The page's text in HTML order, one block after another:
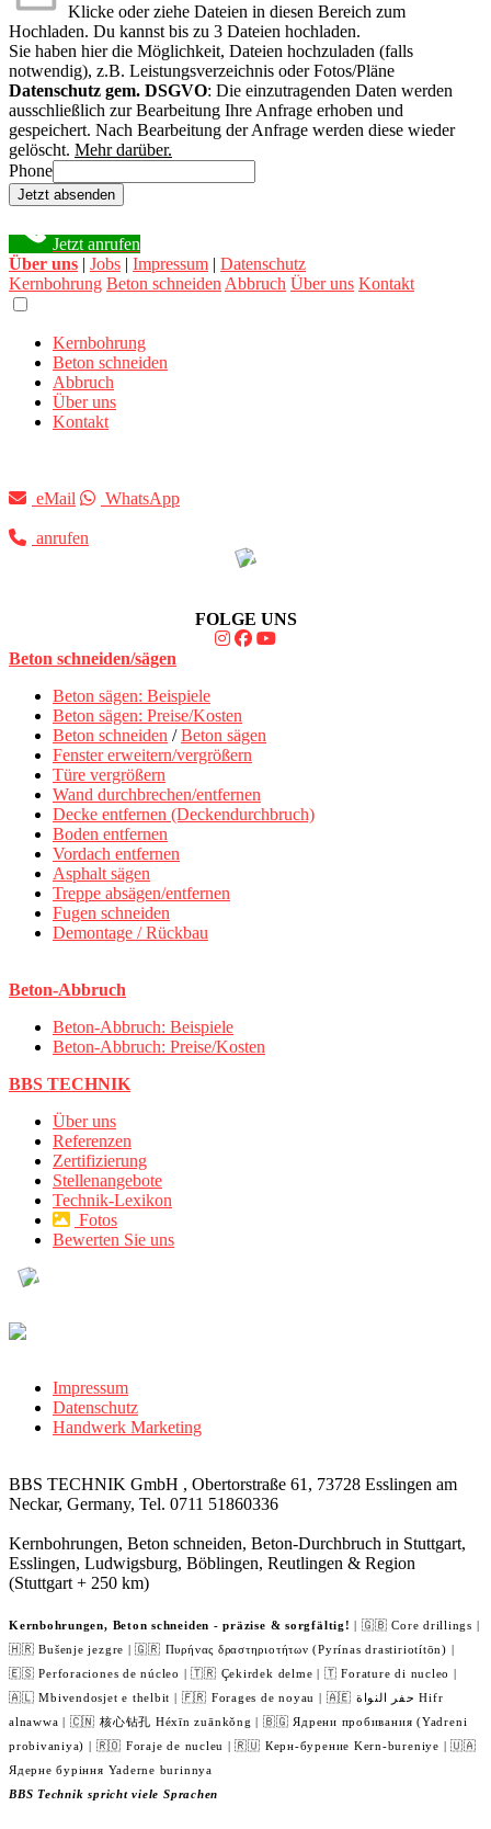
Klicke oder ziehe Dateien in diesen Bereich zum
Hochladen. Du kannst bis zu 3 Dateien hochladen.
Sie haben hier die Möglichkeit, Dateien hochzuladen (falls
notwendig), z.B. Leistungsverzeichnis oder Fotos/Pläne
Datenschutz gem. DSGVO: Die einzutragenden Daten werden
ausschließlich zur Bearbeitung Ihre Anfrage erhoben und
gespeichert. Nach Bearbeitung der Anfrage werden diese wieder
gelöscht. Mehr darüber.
Phone
Jetzt absenden
Jetzt anrufen
Über uns | Jobs | Impressum | Datenschutz
Kernbohrung Beton schneiden Abbruch Über uns Kontakt
Kernbohrung
Beton schneiden
Abbruch
Über uns
Kontakt
eMail WhatsApp
anrufen
FOLGE UNS
Beton schneiden/sägen
Beton sägen: Beispiele
Beton sägen: Preise/Kosten
Beton schneiden /Beton sägen
Fenster erweitern/vergrößern
Türe vergrößern
Wand durchbrechen/entfernen
Decke entfernen (Deckendurchbruch)
Boden entfernen
Vordach entfernen
Asphalt sägen
Treppe absägen/entfernen
Fugen schneiden
Demontage / Rückbau
Beton-Abbruch
Beton-Abbruch: Beispiele
Beton-Abbruch: Preise/Kosten
BBS TECHNIK
Über uns
Referenzen
Zertifizierung
Stellenangebote
Technik-Lexikon
Fotos
Bewerten Sie uns
Impressum
Datenschutz
Handwerk Marketing
BBS TECHNIK GmbH , Obertorstraße 61, 73728 Esslingen am
Neckar, Germany, Tel. 0711 51860336
Kernbohrungen, Beton schneiden, Beton-Durchbruch in Stuttgart,
Esslingen, Ludwigsburg, Böblingen, Reutlingen & Region
(Stuttgart + 250 km)
Kernbohrungen, Beton schneiden - präzise & sorgfältig! | 🇬🇧 Core drillings |
🇭🇷 Bušenje jezgre | 🇬🇷 Πυρήνας δραστηριοτήτων (Pyrínas drastiriotítōn) |
🇪🇸 Perforaciones de núcleo | 🇹🇷 Çekirdek delme | 🇹 Forature di nucleo |
🇦🇱 Mbivendosjet e thelbit | 🇫🇷 Forages de noyau | 🇦🇪 حفر النواة Hifr
alnawwa | 🇨🇳 核心钻孔 Héxīn zuānkǒng | 🇧🇬 Ядрени пробивания (Yadreni
probivaniya) | 🇷🇴 Foraje de nucleu | 🇷🇺 Керн-бурение Kern-bureniye | 🇺🇦
Ядерне буріння Yaderne burinnya
BBS Technik spricht viele Sprachen